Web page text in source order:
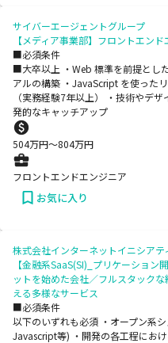
サイバーエージェントグループ
【メディア事業部】フロントエン
■必須条件
■大卒以上 ・Web 標準を前提とし
アルの構築 ・JavaScript を使った
（実務経験7年以上） ・技術やデ
発的なキャッチアップ
504万円〜804万円
フロントエンドエンジニア
お気に入り
株式会社インターネットイニシアテ
【金融系SaaS(SI)_プリケーショ
ットを始めた会社／フルスタック
える多様なサービス
■必須条件
以下のいずれも必須 ・オープン系
Javascript等) ・開発の各工程にお